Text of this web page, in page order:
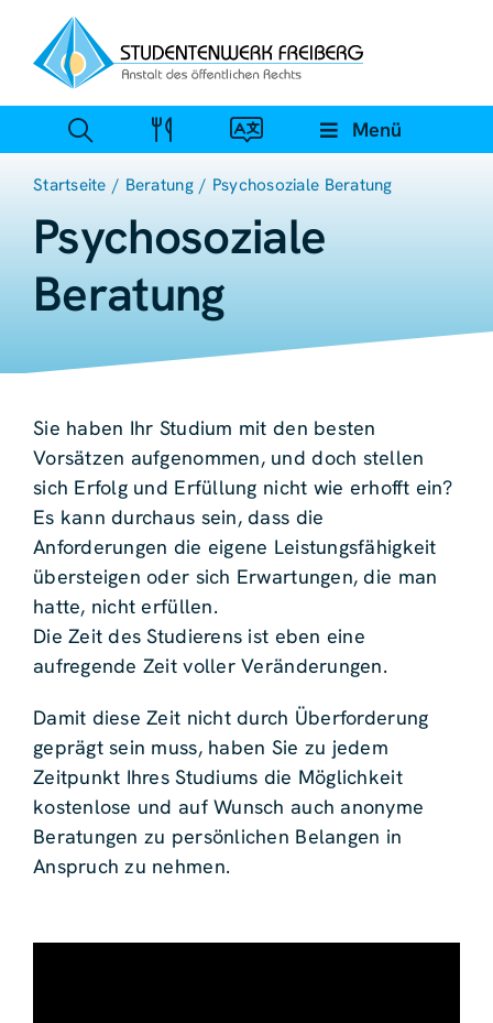
Inhalt
springen
Menü
Startseite Beratung Psychosoziale Beratung
Psycho­soziale
Beratung
Sie haben Ihr Studium mit den besten
Vorsätzen aufgenommen, und doch stellen
sich Erfolg und Erfüllung nicht wie erhofft ein?
Es kann durchaus sein, dass die
Anforderungen die eigene Leistungsfähigkeit
übersteigen oder sich Erwartungen, die man
hatte, nicht erfüllen.
Die Zeit des Studierens ist eben eine
aufregende Zeit voller Veränderungen.
Damit diese Zeit nicht durch Überforderung
geprägt sein muss, haben Sie zu jedem
Zeitpunkt Ihres Studiums die Möglichkeit
kostenlose und auf Wunsch auch anonyme
Beratungen zu persönlichen Belangen in
Anspruch zu nehmen.